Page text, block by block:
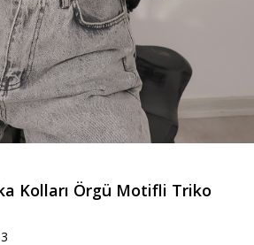
Kolları Örgü Motifli Triko